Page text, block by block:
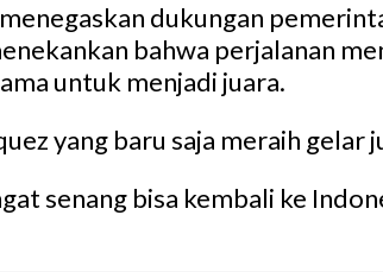
dukungan
bahwa perjalanan
untuk menjadi juara.
yang baru saja meraih gelar
senang bisa kembali ke